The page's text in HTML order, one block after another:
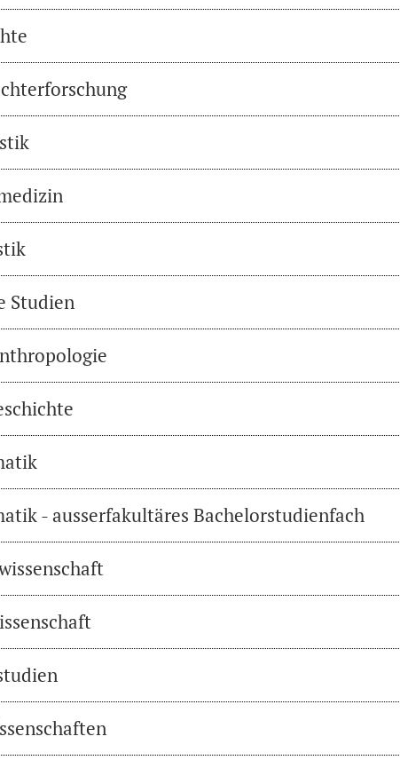
Studien
- ausserfakultäres Bachelorstudienfach